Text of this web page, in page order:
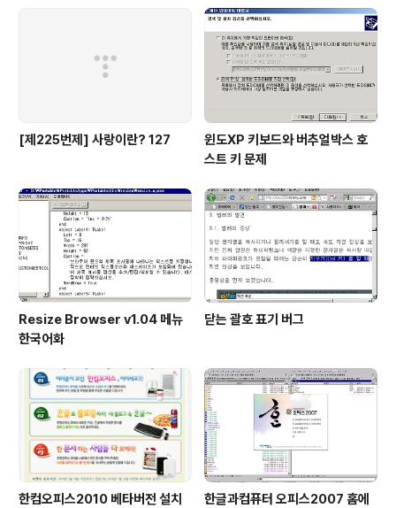
[제225번제] 사랑이란? 127
윈도XP 키보드와 버추얼박스 호
스트 키 문제
Resize Browser v1.04 메뉴
한국어화
닫는 괄호 표기 버그
한컴오피스2010 베타버전 설치 한글과컴퓨터 오피스2007 홈에